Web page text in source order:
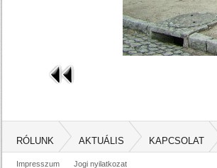
RÓLUNK AKTUÁLIS KAPCSOLAT
Impresszum Jogi nyilatkozat